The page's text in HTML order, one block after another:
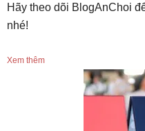
Hãy theo dõi BlogAnChoi
nhé!
Xem thêm